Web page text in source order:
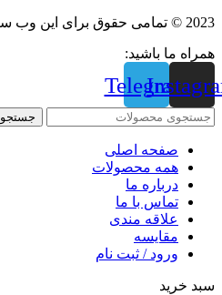
2023 © تمامی حقوق برای این وب سایت محفوظ است | طراحی و پشتیبانی :
همراه ما باشید:
Telegram
جستجو
صفحه اصلی
همه محصولات
درباره ما
تماس با ما
علاقه مندی
مقايسه
ورود / ثبت نام
سبد خرید